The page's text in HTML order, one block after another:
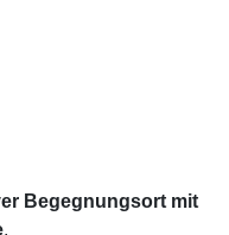
Begegnungsort mit
.